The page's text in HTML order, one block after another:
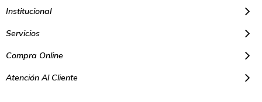
Institucional
Servicios
Compra Online
Atención Al Cliente